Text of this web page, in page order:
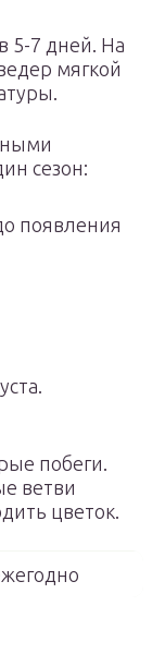
5-7 дней. На
мягкой
сезон:
появления
побеги.
ветви
цветок.